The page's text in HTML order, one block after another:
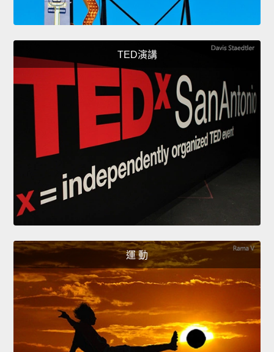
TED演講
運 動